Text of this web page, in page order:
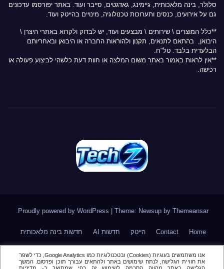
אנו משתמשים בעוגיות (Cookies) ובטכנולוגיות כמו Google Analytics, כדי לשפר
את חוויית הגלישה, לנתח שימושים באתר ולהתאים עבורך תוכן ופרסום. המשך
סלולר, בינה מלאכותית, גיימינג, גאדגטים, סייבר ועוד. באתר יפורסמו עדכונים
גם על אירועים, כנסים ותערוכות טכנולוגיה, מינויים בהייטק ועוד.
**כלל המוצרים \ שירותים \ מבצעים ועוד, יש לבדוק ולקרוא באתרי היצרן \
היבואן, בהתאם לתנאים, תקנון ולהוראות החברה או היבואן ובאחריותם
הבלעדית בלבד. טל"ח.
**אין לראות באמור באתר משום המלצה או חוות דעת כלשהי לביצוע פעולה או
רכישה.
Proudly powered by WordPress | Theme: Newsup by Themeansar
Home
Contact הייטק חדשות AI חדשות בינה מלאכותית
מור מינויים בהייטק סקירות